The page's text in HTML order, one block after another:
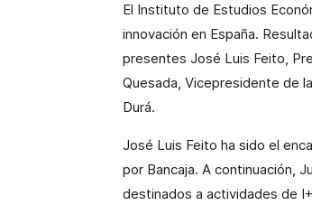
El Instituto de Estudios
innovación en España.
presentes José Luis Feito,
Quesada, Vicepresidente de
Durá.
José Luis Feito ha sido el
por Bancaja. A continuación,
destinados a actividades de